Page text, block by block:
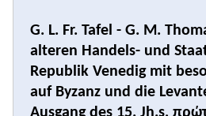
εμπορικού πλοίου. Η
δύο εικόνων πρέπει να
αναφορά στο ζήτημα της
στους Bενετούς από τον
G. L. Fr. Tafel - G. M.
alteren Handels- und
Republik Venedig mit
auf Byzanz und die